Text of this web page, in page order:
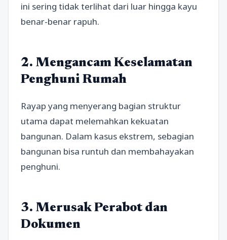
ini sering tidak terlihat dari luar hingga kayu
benar-benar rapuh.
2. Mengancam Keselamatan
Penghuni Rumah
Rayap yang menyerang bagian struktur
utama dapat melemahkan kekuatan
bangunan. Dalam kasus ekstrem, sebagian
bangunan bisa runtuh dan membahayakan
penghuni.
3. Merusak Perabot dan
Dokumen